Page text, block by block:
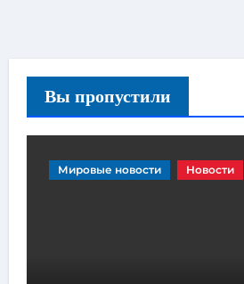
Вы пропустили
Мировые новости Новости